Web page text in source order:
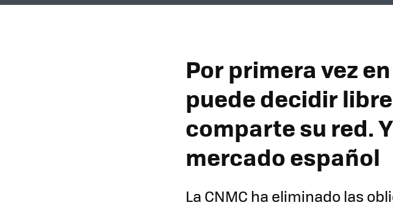
Por primera vez
puede decidir
comparte su red.
mercado español
La CNMC ha eliminado las